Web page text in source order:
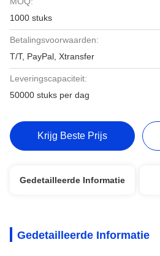
1000 stuks
Betalingsvoorwaarden:
T/T, PayPal, Xtransfer
Leveringscapaciteit:
50000 stuks per dag
Krijg Beste Prijs
Gedetailleerde Informatie
Gedetailleerde Informatie